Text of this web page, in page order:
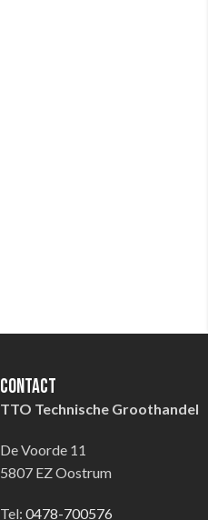
Contact
TTO Technische Groothandel
De Voorde 11
5807 EZ Oostrum
Tel: 0478-700576